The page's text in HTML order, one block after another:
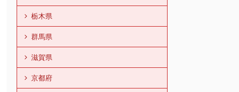
栃木県
群馬県
滋賀県
京都府